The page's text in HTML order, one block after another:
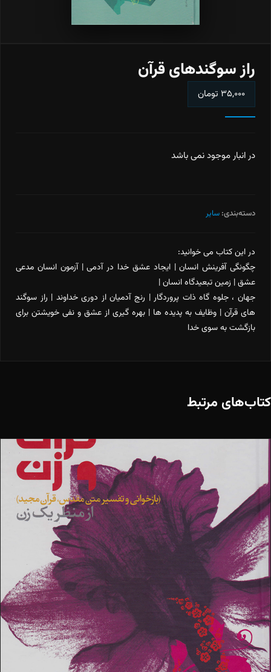
راز سوگندهای قرآن
۳۵,۰۰۰ تومان
در انبار موجود نمی باشد
دسته‌بندی: سایر
در این کتاب می خوانید:
چگونگی آفرینش انسان | ایجاد عشق خدا در آدمی | آزمون انسان مدعی
عشق | زمین تبعیدگاه انسان |
جهان ، جلوه گاه ذات پروردگار | رنج آدمیان از دوری خداوند | راز سوگند
های قرآن | وظایف به پدیده ها | بهره گیری از عشق و نفی خویشتن برای
بازگشت به سوی خدا
کتاب‌های مرتبط